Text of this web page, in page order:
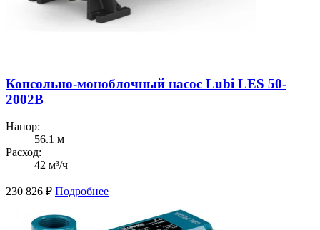
Консольно-моноблочный насос Lubi LES 50-
2002B
Напор:
56.1 м
Расход:
42 м³/ч
230 826 ₽ Подробнее